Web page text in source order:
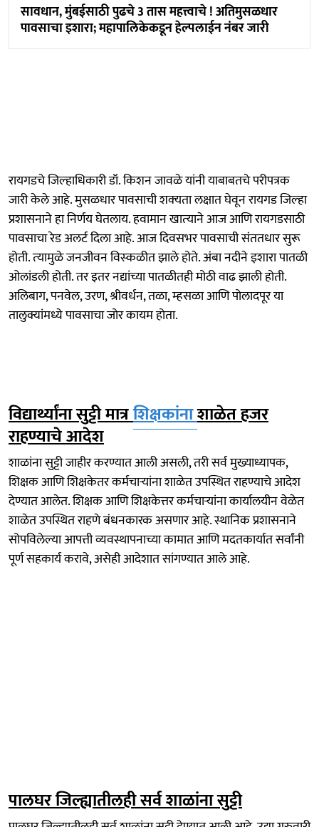
सावधान, मुंबईसाठी पुढचे 3 तास महत्त्वाचे ! अतिमुसळधार
पावसाचा इशारा; महापालिकेकडून हेल्पलाईन नंबर जारी
रायगडचे जिल्‍हाधिकारी डॉ. किशन जावळे यांनी याबाबतचे परीपत्रक
जारी केले आहे. मुसळधार पावसाची शक्‍यता लक्षात घेवून रायगड जिल्‍हा
प्रशासनाने हा निर्णय घेतलाय. हवामान खात्‍याने आज आणि रायगडसाठी
पावसाचा रेड अलर्ट दिला आहे. आज दिवसभर पावसाची संततधार सुरू
होती. त्‍यामुळे जनजीवन विस्‍कळीत झाले होते. अंबा नदीने इशारा पातळी
ओलांडली होती. तर इतर नद्यांच्या पातळीतही मोठी वाढ झाली होती.
अलिबाग, पनवेल, उरण, श्रीवर्धन, तळा, म्हसळा आणि पोलादपूर या
तालुक्यांमध्ये पावसाचा जोर कायम होता.
विद्यार्थ्यांना सुट्टी मात्रशिक्षकांनाशाळेत हजर
राहण्याचे आदेश
शाळांना सुट्टी जाहीर करण्यात आली असली, तरी सर्व मुख्याध्यापक,
शिक्षक आणि शिक्षकेतर कर्मचाऱ्यांना शाळेत उपस्थित राहण्याचे आदेश
देण्यात आलेत. शिक्षक आणि शिक्षकेत्तर कर्मचाऱ्यांना कार्यालयीन वेळेत
शाळेत उपस्थित राहणे बंधनकारक असणार आहे. स्थानिक प्रशासनाने
सोपविलेल्या आपत्ती व्यवस्थापनाच्या कामात आणि मदतकार्यात सर्वांनी
पूर्ण सहकार्य करावे, असेही आदेशात सांगण्यात आले आहे.
पालघर जिल्ह्यातीलही सर्व शाळांना सुट्टी